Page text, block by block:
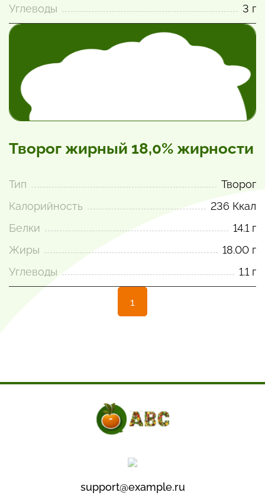
Углеводы
3 г
Творог жирный 18,0% жирности
Тип
Творог
Калорийность
236 Ккал
Белки
14.1 г
Жиры
18.00 г
Углеводы
1.1 г
1
support@example.ru